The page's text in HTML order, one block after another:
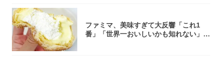
ファミマ、美味すぎて大反響「これ1
番」「世界一おいしいかも知れない」